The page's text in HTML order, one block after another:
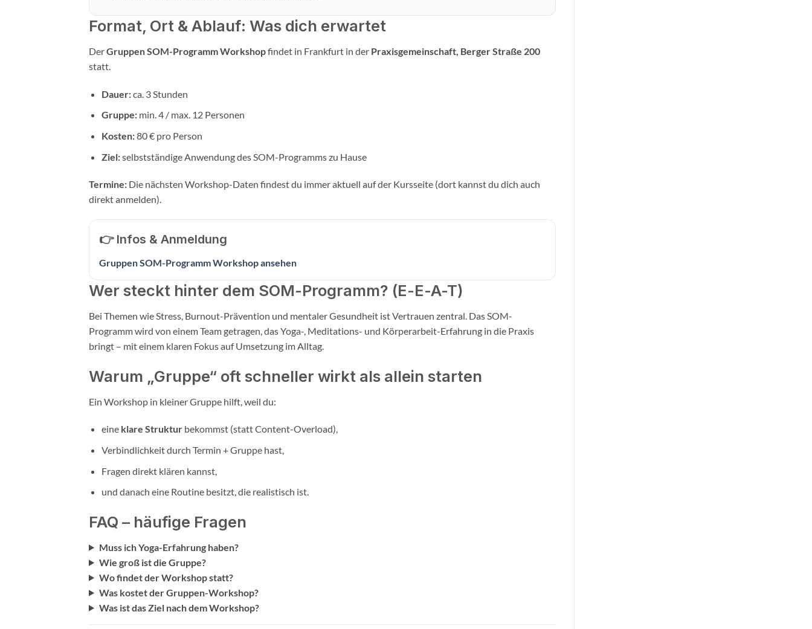
Format, Ort & Ablauf: Was dich erwartet
DerGruppen SOM-Programm Workshopfindet in Frankfurt in der Praxisgemeinschaft, Berger Straße 200
statt.
Dauer:ca. 3 Stunden
Gruppe:min. 4 / max. 12 Personen
Kosten:80 € pro Person
Ziel:selbstständige Anwendung des SOM-Programms zu Hause
Termine: Die nächsten Workshop-Daten findest du immer aktuell auf der Kursseite (dort kannst du dich auch
direkt anmelden).
👉 Infos & Anmeldung
Gruppen SOM-Programm Workshop ansehen
Wer steckt hinter dem SOM-Programm? (E-E-A-T)
Bei Themen wie Stress, Burnout-Prävention und mentaler Gesundheit ist Vertrauen zentral. Das SOM-
Programm wird von einem Team getragen, das Yoga-, Meditations- und Körperarbeit-Erfahrung in die Praxis
bringt – mit einem klaren Fokus auf Umsetzung im Alltag.
Warum „Gruppe“ oft schneller wirkt als allein starten
Ein Workshop in kleiner Gruppe hilft, weil du:
eine klare Strukturbekommst (statt Content-Overload),
Verbindlichkeit durch Termin + Gruppe hast,
Fragen direkt klären kannst,
und danach eine Routine besitzt, die realistisch ist.
FAQ – häufige Fragen
Muss ich Yoga-Erfahrung haben?
Wie groß ist die Gruppe?
Wo findet der Workshop statt?
Was kostet der Gruppen-Workshop?
Was ist das Ziel nach dem Workshop?